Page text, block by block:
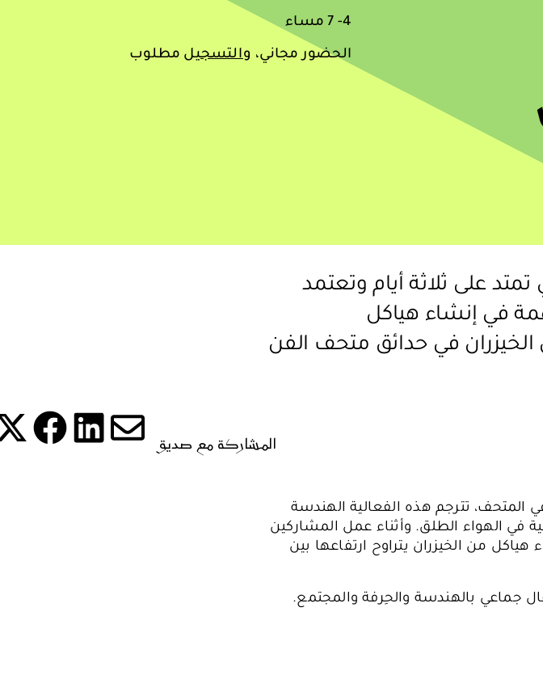
4- 7 مساء
الحضور مجاني، والتسجيل مطلوب
على ثلاثة أيام وتعتمد
في إنشاء هياكل
الخيزران في حدائق متحف الفن
المشاركة مع صديق
تترجم هذه الفعالية الهندسة
في الهواء الطلق. وأثناء عمل المشاركين
من الخيزران يتراوح ارتفاعها بين
جماعي بالهندسة والحِرفة والمجتمع.